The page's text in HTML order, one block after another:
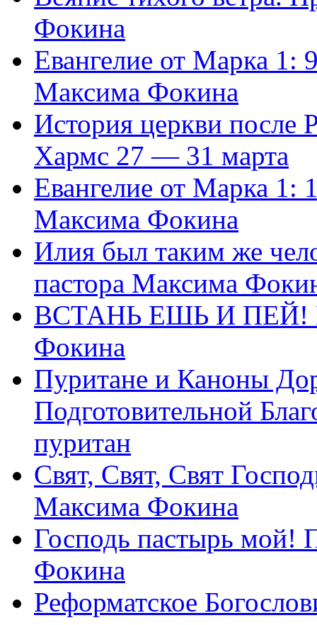
Фокина
Евангелие от Марка 1:
Максима Фокина
История церкви
Хармс 27 — 31 марта
Евангелие от Марка 1:
Максима Фокина
Илия был таким же
пастора Максима
ВСТАНЬ ЕШЬ И ПЕЙ!
Фокина
Пуритане и Каноны
Подготовительной
пуритан
Свят, Свят, Свят
Максима Фокина
Господь пастырь мой!
Фокина
Реформатское